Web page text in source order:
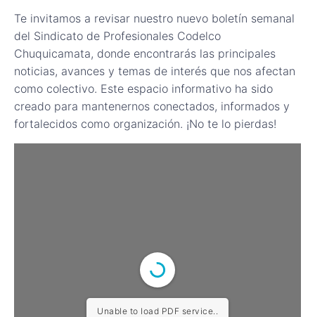
Te invitamos a revisar nuestro nuevo boletín semanal
del Sindicato de Profesionales Codelco
Chuquicamata, donde encontrarás las principales
noticias, avances y temas de interés que nos afectan
como colectivo. Este espacio informativo ha sido
creado para mantenernos conectados, informados y
fortalecidos como organización. ¡No te lo pierdas!
Unable to load PDF service..